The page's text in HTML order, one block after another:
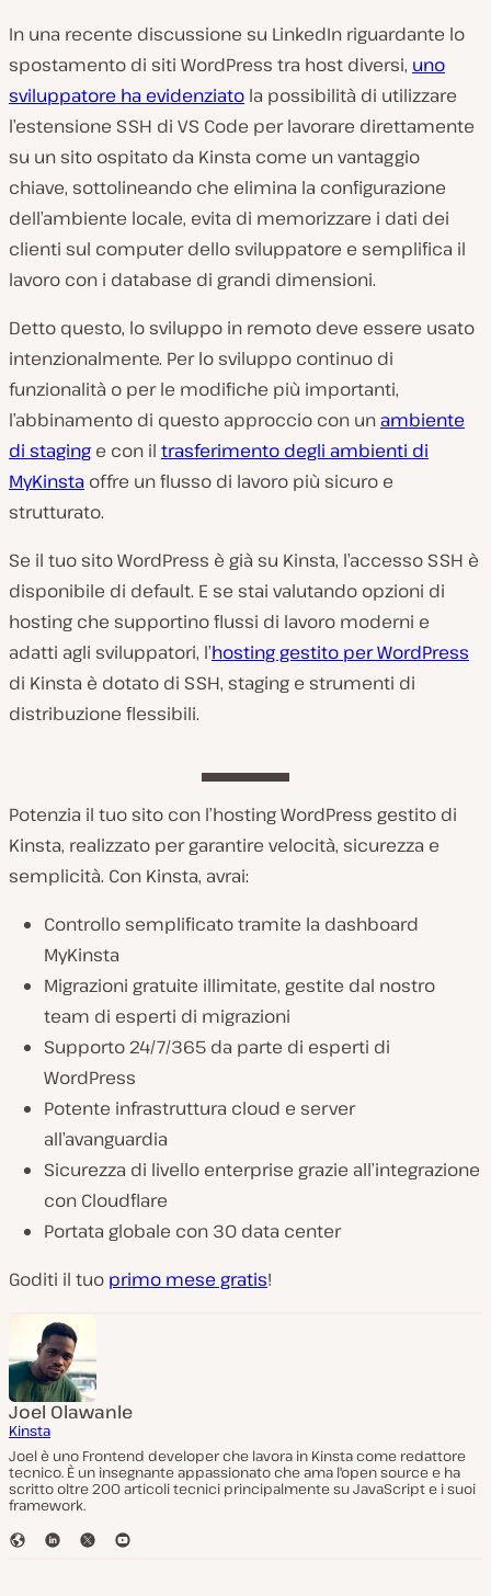
In una recente discussione su LinkedIn riguardante lo
spostamento di siti WordPress tra host diversi, uno
sviluppatore ha evidenziato la possibilità di utilizzare
l’estensione SSH di VS Code per lavorare direttamente
su un sito ospitato da Kinsta come un vantaggio
chiave, sottolineando che elimina la configurazione
dell’ambiente locale, evita di memorizzare i dati dei
clienti sul computer dello sviluppatore e semplifica il
lavoro con i database di grandi dimensioni.
Detto questo, lo sviluppo in remoto deve essere usato
intenzionalmente. Per lo sviluppo continuo di
funzionalità o per le modifiche più importanti,
l’abbinamento di questo approccio con un ambiente
di staging e con il trasferimento degli ambienti di
MyKinsta offre un flusso di lavoro più sicuro e
strutturato.
Se il tuo sito WordPress è già su Kinsta, l’accesso SSH è
disponibile di default. E se stai valutando opzioni di
hosting che supportino flussi di lavoro moderni e
adatti agli sviluppatori, l’hosting gestito per WordPress
di Kinsta è dotato di SSH, staging e strumenti di
distribuzione flessibili.
Potenzia il tuo sito con l’hosting WordPress gestito di
Kinsta, realizzato per garantire velocità, sicurezza e
semplicità. Con Kinsta, avrai:
Controllo semplificato tramite la dashboard
MyKinsta
Migrazioni gratuite illimitate, gestite dal nostro
team di esperti di migrazioni
Supporto 24/7/365 da parte di esperti di
WordPress
Potente infrastruttura cloud e server
all’avanguardia
Sicurezza di livello enterprise grazie all’integrazione
con Cloudflare
Portata globale con 30 data center
Goditi il tuo primo mese gratis!
Joel Olawanle
Kinsta
Joel è uno Frontend developer che lavora in Kinsta come redattore
tecnico. È un insegnante appassionato che ama l'open source e ha
scritto oltre 200 articoli tecnici principalmente su JavaScript e i suoi
framework.
S
L
T
Y